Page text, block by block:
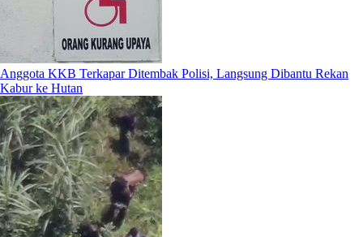
Anggota KKB Terkapar Ditembak Polisi, Langsung Dibantu Rekan
Kabur ke Hutan